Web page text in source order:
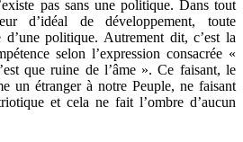
pas sans une politique. Dans tout
d’idéal de développement, toute
d’une politique. Autrement dit, c’est la
selon l’expression consacrée «
que ruine de l’âme ». Ce faisant, le
un étranger à notre Peuple, ne faisant
et cela ne fait l’ombre d’aucun